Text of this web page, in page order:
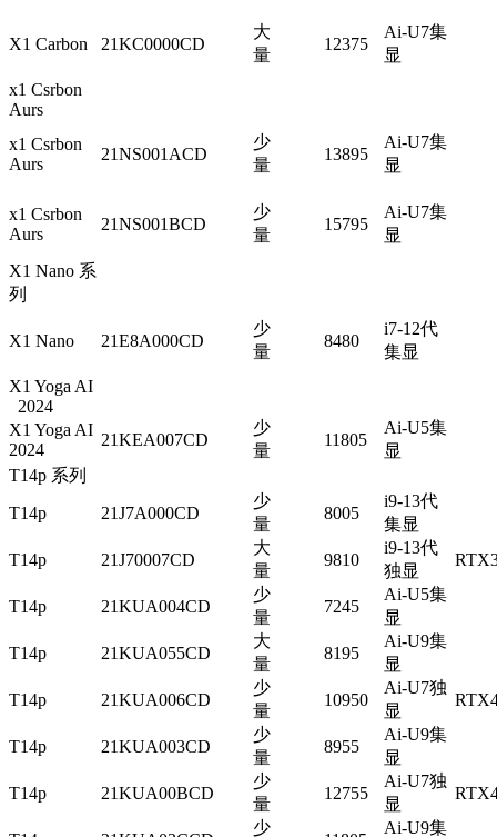
X1 Carbon 21KC0000CD
大
量
12375
Ai-U7集
显
x1 Csrbon
Aurs
x1 Csrbon
Aurs
21NS001ACD
少
量
13895
Ai-U7集
显
x1 Csrbon
Aurs
21NS001BCD
少
量
15795
Ai-U7集
显
X1 Nano 系
列
X1 Nano 21E8A000CD
少
量
8480
i7-12代
集显
X1 Yoga AI
2024
X1 Yoga AI
2024
21KEA007CD
少
量
11805
Ai-U5集
显
T14p 系列
T14p
21J7A000CD
少
量
8005
i9-13代
集显
T14p
21J70007CD
大
量
9810
i9-13代
独显
T14p 21KUA004CD
少
量
7245
Ai-U5集
显
T14p
21KUA055CD
大
量
8195
Ai-U9集
显
T14p
21KUA006CD
少
量
10950
Ai-U7独
显
T14p 21KUA003CD
少
量
8955
Ai-U9集
显
T14p
21KUA00BCD
少
量
12755
Ai-U7独
显
少 Ai-U9集